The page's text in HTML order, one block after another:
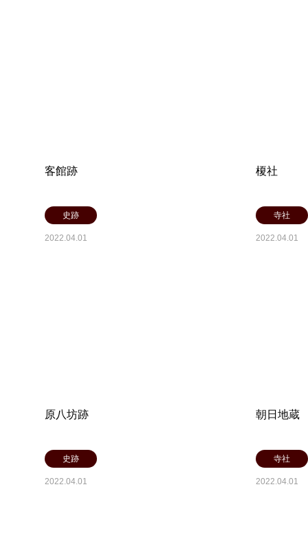
客館跡
史跡
2022.04.01
榎社
寺社
2022.04.01
原八坊跡
史跡
2022.04.01
朝日地蔵
寺社
2022.04.01